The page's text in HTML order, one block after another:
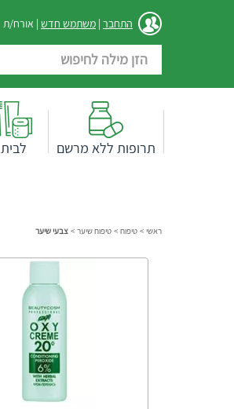
התחבר | משתמש חדש | אורח/ת
תרופות ללא מרשם לבית
ראשי > טיפוח > טיפוח שיער > צבעי שיער